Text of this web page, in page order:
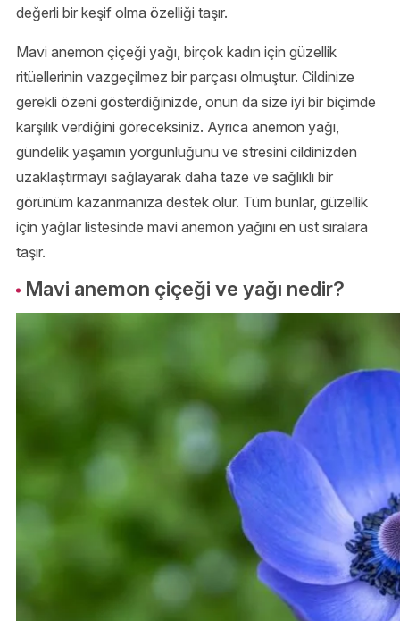
değerli bir keşif olma özelliği taşır.
Mavi anemon çiçeği yağı, birçok kadın için güzellik
ritüellerinin vazgeçilmez bir parçası olmuştur. Cildinize
gerekli özeni gösterdiğinizde, onun da size iyi bir biçimde
karşılık verdiğini göreceksiniz. Ayrıca anemon yağı,
gündelik yaşamın yorgunluğunu ve stresini cildinizden
uzaklaştırmayı sağlayarak daha taze ve sağlıklı bir
görünüm kazanmanıza destek olur. Tüm bunlar, güzellik
için yağlar listesinde mavi anemon yağını en üst sıralara
taşır.
Mavi anemon çiçeği ve yağı nedir?